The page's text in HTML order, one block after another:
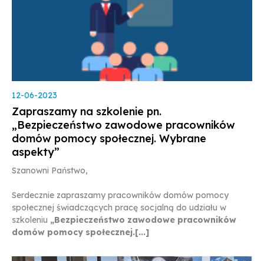
12-06-2023
Zapraszamy na szkolenie pn.
„Bezpieczeństwo zawodowe pracowników
domów pomocy społecznej. Wybrane
aspekty”
Szanowni Państwo,
Serdecznie zapraszamy pracowników domów pomocy
społecznej świadczących pracę socjalną do udziału w
szkoleniu „Bezpieczeństwo zawodowe pracowników
domów pomocy społecznej.[...]